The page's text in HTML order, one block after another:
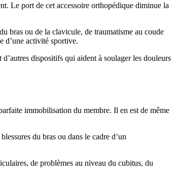
Le port de cet accessoire orthopédique diminue la
bras ou de la clavicule, de traumatisme au coude
d’une activité sportive.
dispositifs qui aident à soulager les douleurs
immobilisation du membre. Il en est de même
du bras ou dans le cadre d’un
de problèmes au niveau du cubitus, du